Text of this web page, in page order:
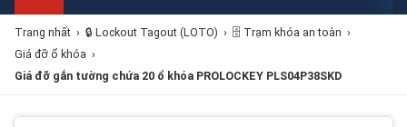
Trang nhất › 🔒 Lockout Tagout (LOTO) › 🗄 Trạm khóa an toàn ›
Giá đỡ ổ khóa ›
Giá đỡ gắn tường chứa 20 ổ khóa PROLOCKEY PLS04P38SKD